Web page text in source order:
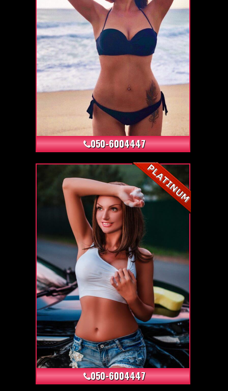
050-6004447
+12
050-6004447